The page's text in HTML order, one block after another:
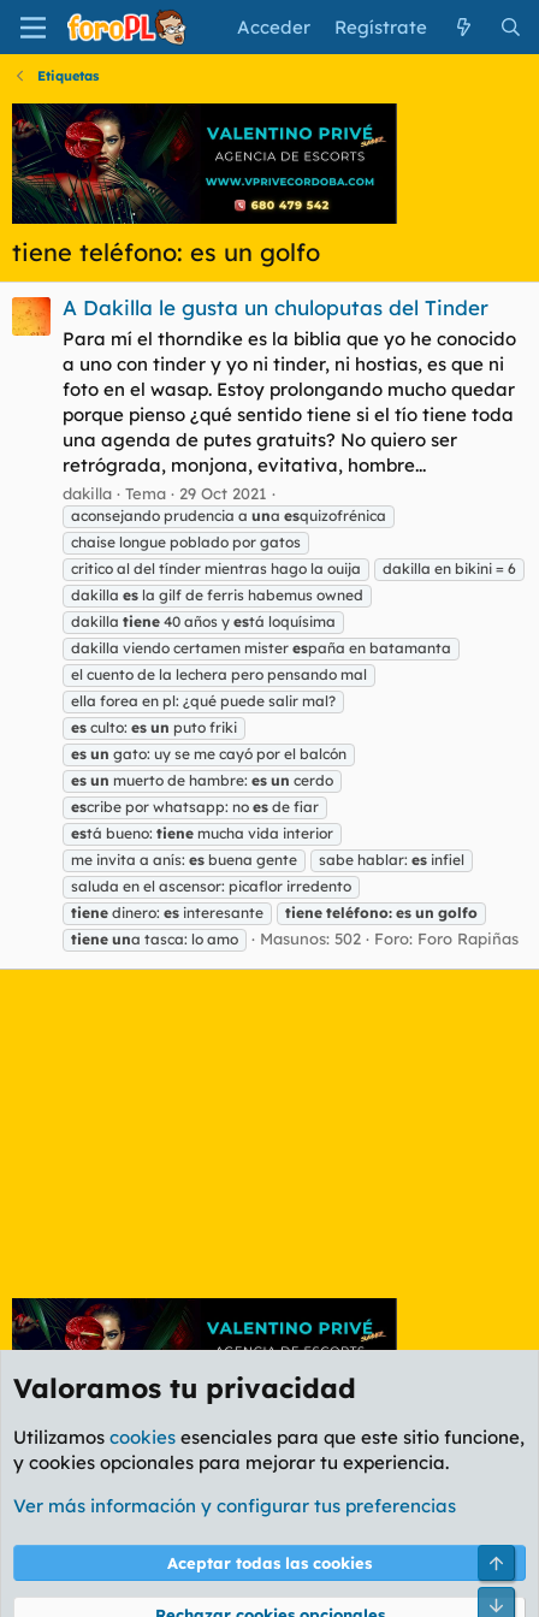
Acceder Regístrate
Etiquetas
tiene teléfono: es un golfo
A Dakilla le gusta un chuloputas del Tinder
Para mí el thorndike es la biblia que yo he conocido
a uno con tinder y yo ni tinder, ni hostias, es que ni
foto en el wasap. Estoy prolongando mucho quedar
porque pienso ¿qué sentido tiene si el tío tiene toda
una agenda de putes gratuits? No quiero ser
retrógrada, monjona, evitativa, hombre...
dakilla Tema 29 Oct 2021
aconsejando prudencia a una esquizofrénica
chaise longue poblado por gatos
critico al del tínder mientras hago la ouija
dakilla en bikini = 6
dakilla es la gilf de ferris habemus owned
dakilla tiene 40 años y está loquísima
dakilla viendo certamen mister españa en batamanta
el cuento de la lechera pero pensando mal
ella forea en pl: ¿qué puede salir mal?
es culto: es un puto friki
es un gato: uy se me cayó por el balcón
es un muerto de hambre: es un cerdo
escribe por whatsapp: no es de fiar
está bueno: tiene mucha vida interior
me invita a anís: es buena gente sabe hablar: es infiel
saluda en el ascensor: picaflor irredento
tiene dinero: es interesante tiene teléfono: es un golfo
tiene una tasca: lo amo Masunos: 502 Foro: Foro Rapiñas
Etiquetas
Cookies
PL OLDSTYLE AMARILLO
Términos y reglas Política de privacidad Ayuda
Valoramos tu privacidad
Utilizamos cookies esenciales para que este sitio funcione,
y cookies opcionales para mejorar tu experiencia.
Ver más información y configurar tus preferencias
Aceptar todas las cookies
Pie